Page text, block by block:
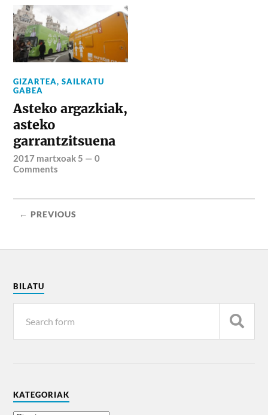
GIZARTEA,SAILKATU
GABEA
Asteko argazkiak,
asteko
garrantzitsuena
2017 martxoak 5 —0
Comments
← PREVIOUS
BILATU
KATEGORIAK